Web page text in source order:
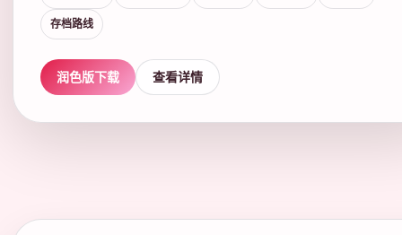
存档路线
润色版下载 查看详情